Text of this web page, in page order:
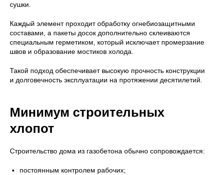
сушки.
Каждый элемент проходит обработку огнебиозащитными
составами, а пакеты досок дополнительно склеиваются
специальным герметиком, который исключает промерзание
швов и образование мостиков холода.
Такой подход обеспечивает высокую прочность конструкции
и долговечность эксплуатации на протяжении десятилетий.
Минимум строительных
хлопот
Строительство дома из газобетона обычно сопровождается:
постоянным контролем рабочих;